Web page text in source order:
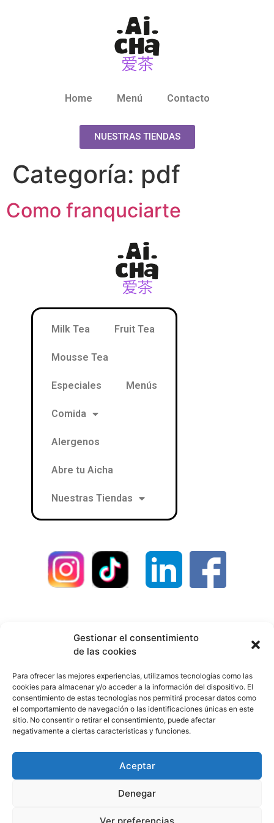
Gestionar el consentimiento
de las cookies
Para ofrecer las mejores experiencias, utilizamos tecnologías como las
cookies para almacenar y/o acceder a la información del dispositivo. El
consentimiento de estas tecnologías nos permitirá procesar datos como
el comportamiento de navegación o las identificaciones únicas en este
sitio. No consentir o retirar el consentimiento, puede afectar
negativamente a ciertas características y funciones.
Aceptar
Denegar
Ver preferencias
Home Menú Contacto
NUESTRAS TIENDAS
Categoría: pdf
Como franquciarte
Milk Tea Fruit Tea
Mousse Tea
Especiales Menús
Comida
Alergenos
Abre tu Aicha
Nuestras Tiendas
Contacto Política de privacidad
Cookies Aviso legal Colaboradores
Todos los derechos reservados. Sitio web diseñado